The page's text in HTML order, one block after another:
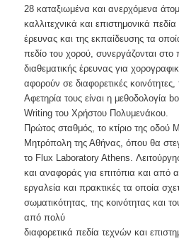
28 καταξιωμένα και ανερχόμενα
καλλιτεχνικά και επιστημονικά
έρευνας και της εκπαίδευσης τα
πεδίο του χορού, συνεργάζονται στο
διαθεματικής έρευνας για
αφορούν σε διαφορετικές
Αφετηρία τους είναι η μεθοδολογία
Writing του Χρήστου Πολυμενάκου.
Πρώτος σταθμός, το κτίριο της οδού
Μητρόπολη της Αθήνας, όπου θα
το Flux Laboratory Athens.
και αναφοράς για επιτόπια και από
εργαλεία και πρακτικές τα οποία
σωματικότητας, της κοινότητας και
από πολύ
διαφορετικά πεδία τεχνών και